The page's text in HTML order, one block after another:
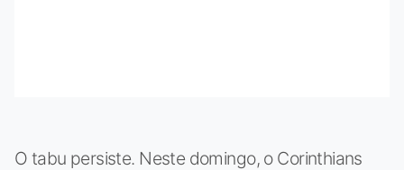
O tabu persiste. Neste domingo, o Corinthians